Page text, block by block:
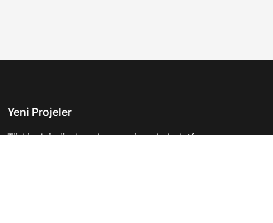
Yeni Projeler
Türkiye'nin önde gelen gayrimenkul platformu.